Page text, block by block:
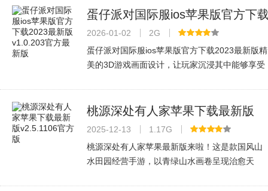
节省家庭新购玩具频率，解决存放空
蛋仔派对国际服ios苹果版官方下
2023最新版v1.0.203官方最新版
2026-01-02
2G
蛋仔派对国际服ios苹果版官方下载2023最新版精
美的3D游戏画面设计，让玩家沉浸其中能够享受
以随意的调试游戏里的关卡设定，能
桃源深处有人家苹果下载最新版
v2.5.1106官方版
2025-12-13
1.17G
桃源深处有人家苹果最新版来啦！这是款国风山
水田园经营手游，以青绿山水画卷呈现治愈天